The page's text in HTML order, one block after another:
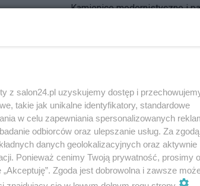
Kamienice modernistyczne i
Novotel 28) Centrum LIM i
Lilium Tower (planned) 30)
STATION - DWORZEC
34) Inter Continental 35)
tenement MODERN houses -
ROTUNDA round building 38)
TEATR Rozmaitości (
& THEATRE 39) HOTEL
Komunikacyjna & Rzecznik
'....wieżowce pnące się ku
WARSZAWY jako IKONA ???
oddając się temu co ważne,
z salon24.pl uzyskujemy dostęp i
takie jak unikalne identyfikatory, standardowe
w celu zapewniania spersonalizowanych
odbiorców oraz ulepszanie usług. Za zgodą
danych geolokalizacyjnych oraz aktywnie
Ponieważ cenimy Twoją prywatność, prosimy o
Zgoda jest dobrowolna i zawsze